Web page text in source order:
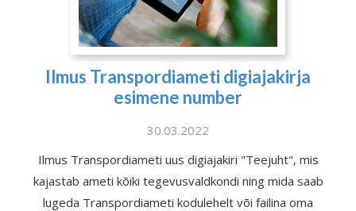
Ilmus Transpordiameti digiajakirja
esimene number
30.03.2022
Ilmus Transpordiameti uus digiajakiri "Teejuht", mis
kajastab ameti kõiki tegevusvaldkondi ning mida saab
lugeda Transpordiameti kodulehelt või failina oma